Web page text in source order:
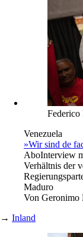
Federico
Venezuela
»Wir sind de
AboInterview
Verhältnis der
Maduro
Von Geronimo
→ Inland